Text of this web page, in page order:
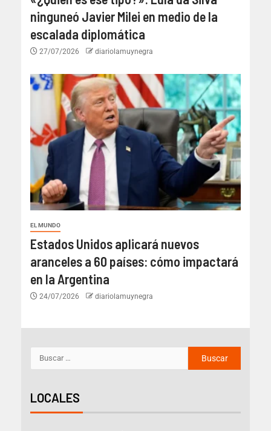
ninguneó Javier Milei en medio de la
escalada diplomática
27/07/2026 diariolamuynegra
EL MUNDO
Estados Unidos aplicará nuevos
aranceles a 60 países: cómo impactará
en la Argentina
24/07/2026 diariolamuynegra
LOCALES